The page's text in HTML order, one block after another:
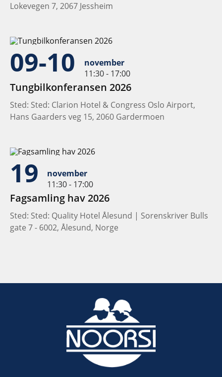
Lokevegen 7, 2067 Jessheim
09-10
november
11:30 - 17:00
Tungbilkonferansen 2026
Sted: Sted: Clarion Hotel & Congress Oslo Airport,
Hans Gaarders veg 15, 2060 Gardermoen
19
november
11:30 - 17:00
Fagsamling hav 2026
Sted: Sted: Quality Hotel Ålesund | Sorenskriver Bulls
gate 7 - 6002, Ålesund, Norge